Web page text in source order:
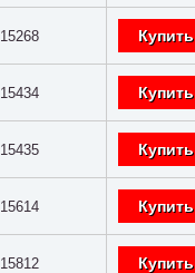
15268 Купить
15434 Купить
15435 Купить
15614 Купить
15812 Купить